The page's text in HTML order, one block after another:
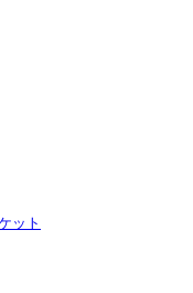
ット